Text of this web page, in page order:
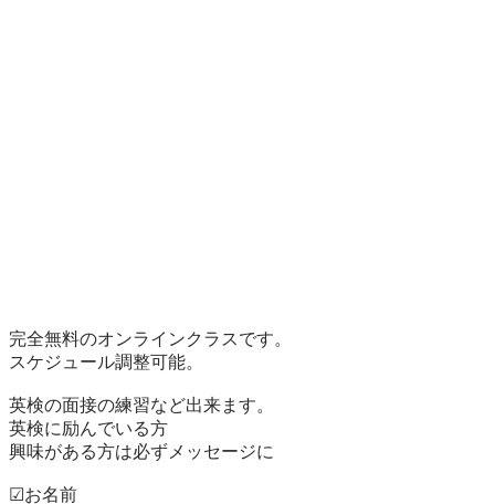
完全無料のオンラインクラスです。
スケジュール調整可能。
英検の面接の練習など出来ます。
英検に励んでいる方
興味がある方は必ずメッセージに
☑お名前